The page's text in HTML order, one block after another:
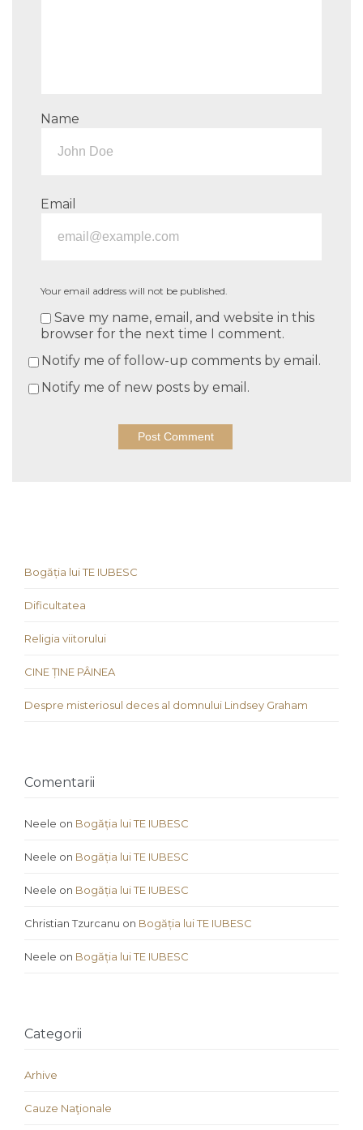
Name
Email
Your email address will not be published.
Save my name, email, and website in this
browser for the next time I comment.
Notify me of follow-up comments by email.
Notify me of new posts by email.
Bogăția lui TE IUBESC
Dificultatea
Religia viitorului
CINE ȚINE PÂINEA
Despre misteriosul deces al domnului Lindsey Graham
Comentarii
Neele on Bogăția lui TE IUBESC
Neele on Bogăția lui TE IUBESC
Neele on Bogăția lui TE IUBESC
Christian Tzurcanu on Bogăția lui TE IUBESC
Neele on Bogăția lui TE IUBESC
Categorii
Arhive
Cauze Naţionale